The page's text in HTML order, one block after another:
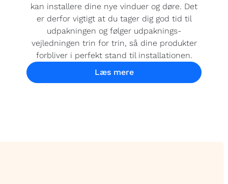
kan installere dine nye vinduer og døre. Det
er derfor vigtigt at du tager dig god tid til
udpakningen og følger udpaknings-
vejledningen trin for trin, så dine produkter
forbliver i perfekt stand til installationen.
Læs mere